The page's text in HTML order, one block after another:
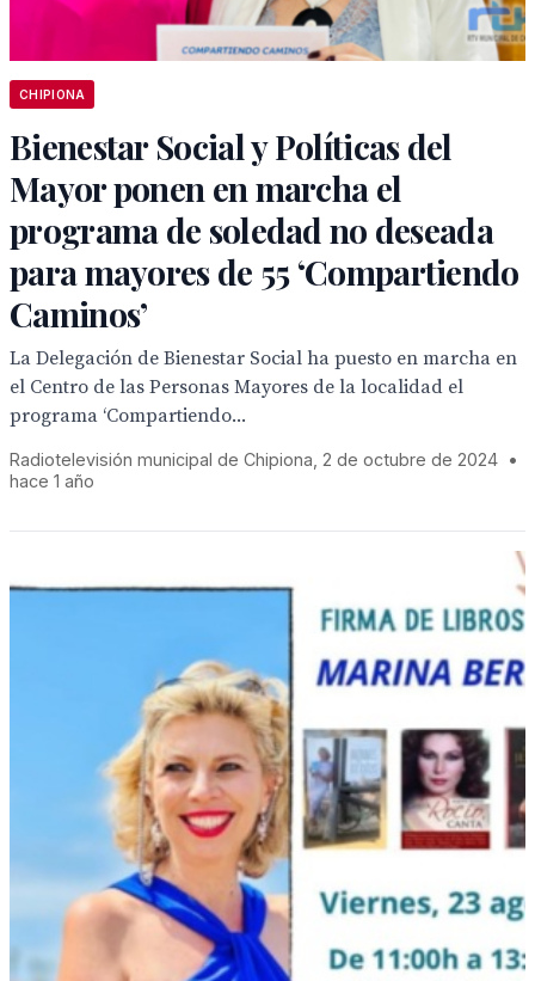
CHIPIONA
Bienestar Social y Políticas del
Mayor ponen en marcha el
programa de soledad no deseada
para mayores de 55 ‘Compartiendo
Caminos’
La Delegación de Bienestar Social ha puesto en marcha en
el Centro de las Personas Mayores de la localidad el
programa ‘Compartiendo...
Radiotelevisión municipal de Chipiona, 2 de octubre de 2024 •
hace 1 año